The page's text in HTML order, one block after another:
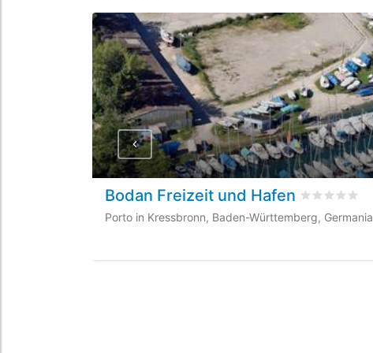
Bodan Freizeit und Hafen Valutato0
Porto in Kressbronn, Baden-Württemberg, Germania